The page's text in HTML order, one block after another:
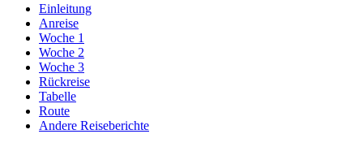
Einleitung
Anreise
Woche 1
Woche 2
Woche 3
Rückreise
Tabelle
Route
Andere Reiseberichte